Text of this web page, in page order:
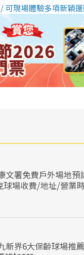
現場體驗多項新穎
文署免費戶外場地預
球場收費/地址/營業
新界6大保齡球場推